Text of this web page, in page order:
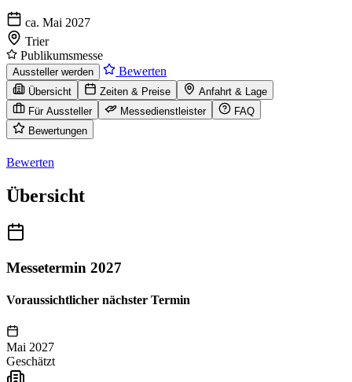
ca. Mai 2027
Trier
Publikumsmesse
Aussteller werden Bewerten
Übersicht Zeiten & Preise
Anfahrt & Lage
Für Aussteller
Messedienstleister
FAQ
Bewertungen
Bewerten
Übersicht
Messetermin 2027
Voraussichtlicher nächster Termin
Mai 2027
Geschätzt